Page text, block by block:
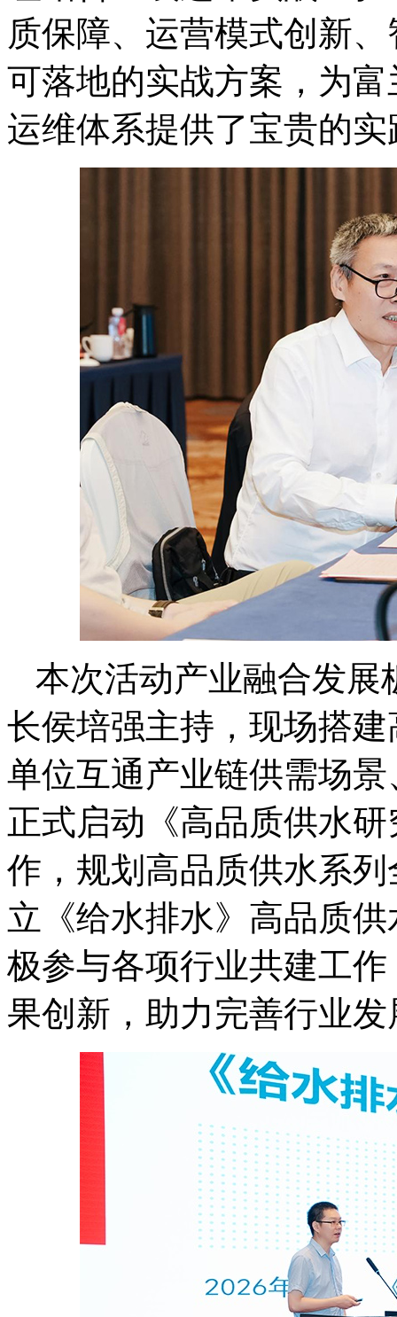
质保障、运营模式创新
可落地的实战方案，为
运维体系提供了宝贵的
本次活动产业融合发展
长侯培强主持，现场搭
单位互通产业链供需场
正式启动《高品质供水
作，规划高品质供水系
立《给水排水》高品质
极参与各项行业共建工
果创新，助力完善行业